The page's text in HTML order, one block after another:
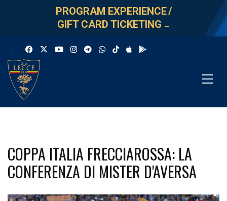
PROGRAM EXPERIENCE/
GIFT CARD TICKETING →
COPPA ITALIA FRECCIAROSSA: LA
CONFERENZA DI MISTER D'AVERSA